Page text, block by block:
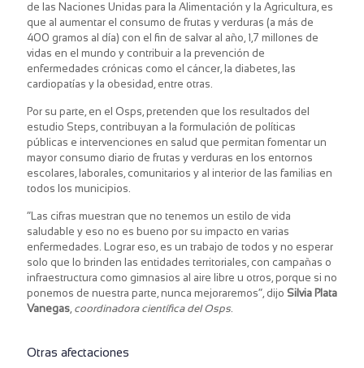
de las Naciones Unidas para la Alimentación y la Agricultura, es
que al aumentar el consumo de frutas y verduras (a más de
400 gramos al día) con el fin de salvar al año, 1,7 millones de
vidas en el mundo y contribuir a la prevención de
enfermedades crónicas como el cáncer, la diabetes, las
cardiopatías y la obesidad, entre otras.
Por su parte, en el Osps, pretenden que los resultados del
estudio Steps, contribuyan a la formulación de políticas
públicas e intervenciones en salud que permitan fomentar un
mayor consumo diario de frutas y verduras en los entornos
escolares, laborales, comunitarios y al interior de las familias en
todos los municipios.
“Las cifras muestran que no tenemos un estilo de vida
saludable y eso no es bueno por su impacto en varias
enfermedades. Lograr eso, es un trabajo de todos y no esperar
solo que lo brinden las entidades territoriales, con campañas o
infraestructura como gimnasios al aire libre u otros, porque si no
ponemos de nuestra parte, nunca mejoraremos”, dijo Silvia Plata
Vanegas, coordinadora científica del Osps.
Otras afectaciones